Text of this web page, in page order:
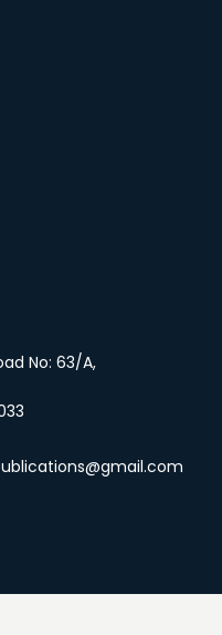
No: 63/A,